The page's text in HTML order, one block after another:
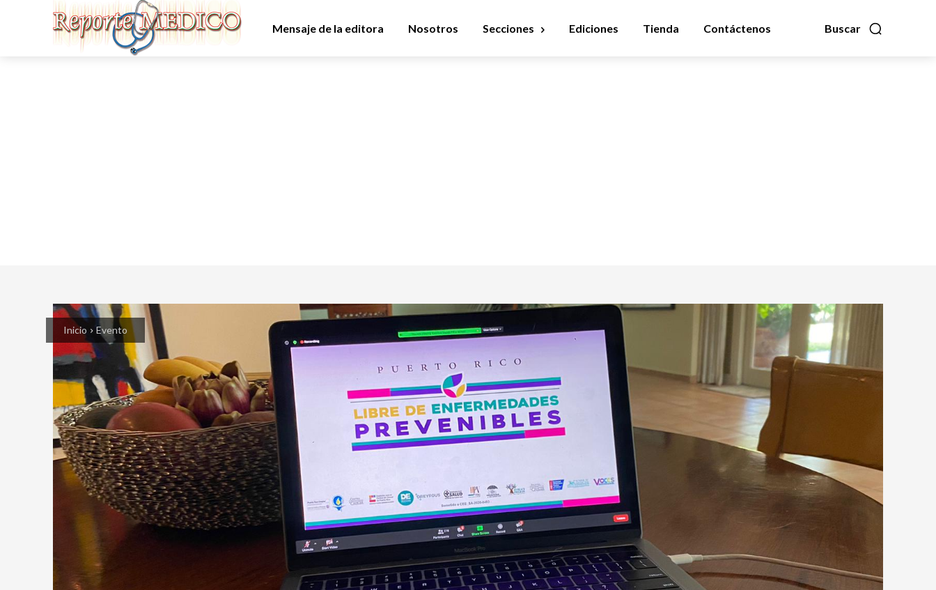
Buscar
Mensaje de la editora Nosotros Secciones Ediciones Tienda Contáctenos
Inicio Evento